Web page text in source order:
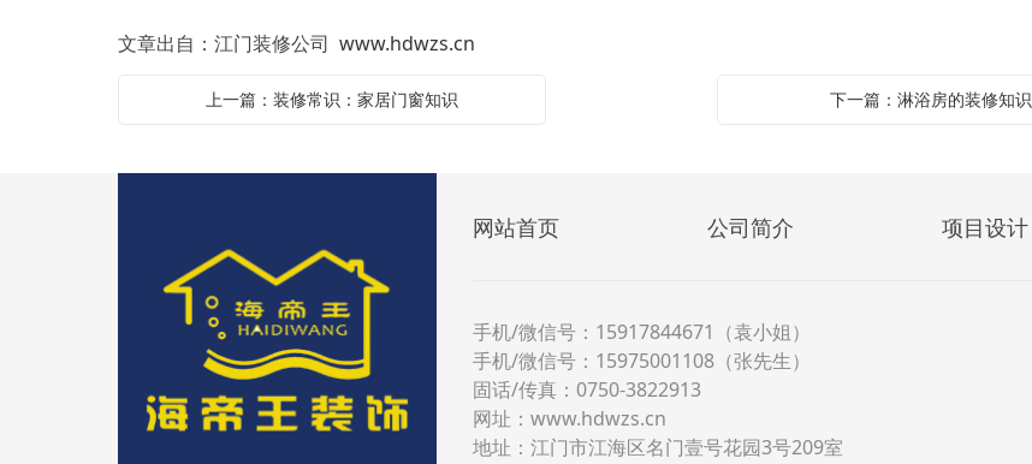
文章出自：江门装修公司 www.hdwzs.cn
上一篇：装修常识：家居门窗知识 下一篇：淋浴房的装修知识
网站首页 公司简介 项目设计
手机/微信号：15917844671（袁小姐）
手机/微信号：15975001108（张先生）
固话/传真：0750-3822913
网址： www.hdwzs.cn
地址：江门市江海区名门壹号花园3号209室